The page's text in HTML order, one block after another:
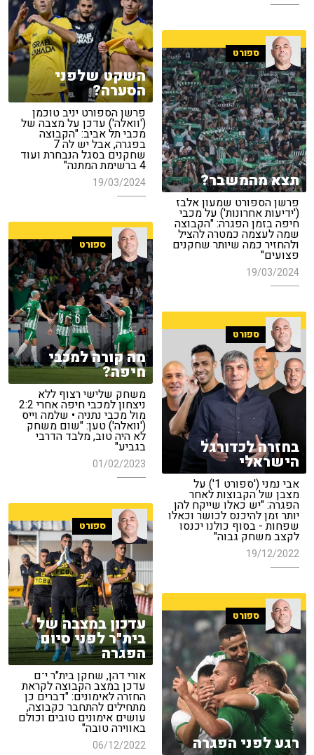
השקט שלפני
הסערה?
פרשן הספורט יניב טוכמן
('וואלה') עדכן על מצבה של
מכבי תל אביב: "הקבוצה
בפגרה, אבל יש לה 7
שחקנים בסגל הנבחרת ועוד
4 ברשימת המתנה"
19/03/2024
ספורט
תצא מהמשבר?
פרשן הספורט שמעון אלבז
('ידיעות אחרונות') על מכבי
חיפה בזמן הפגרה: "הקבוצה
שמה לעצמה כמטרה להציל
ולהחזיר כמה שיותר שחקנים
פצועים"
19/03/2024
ספורט
מה קורה למכבי
חיפה?
משחק שלישי רצוף ללא
ניצחון למכבי חיפה אחרי 2:2
מול מכבי נתניה • שלמה וייס
('וואלה') טען: "שום משחק
לא היה טוב, מלבד הדרבי
בגביע"
01/02/2023
ספורט
בחזרה לכדורגל
הישראלי
אבי נמני ('ספורט 1') על
מצבן של הקבוצות לאחר
הפגרה: "יש כאלו שייקח להן
יותר זמן להיכנס לכושר וכאלו
שפחות - בסוף כולנו יכנסו
לקצב משחק גבוה"
19/12/2022
ספורט
עדכון במצבה של
בית"ר לפני סיום
הפגרה
אורי דהן, שחקן בית"ר י־ם
עדכן במצב הקבוצה לקראת
החזרה לאימונים: "דברים כן
מתחילים להתחבר כקבוצה,
עושים אימונים טובים וכולם
באווירה טובה"
06/12/2022
ספורט
רגע לפני הפגרה